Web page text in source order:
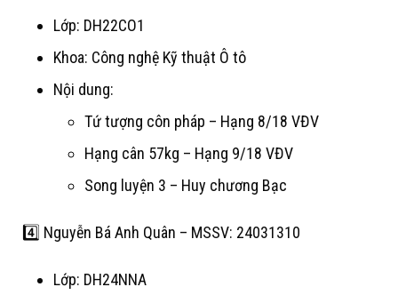
Lớp: DH22CO1
Khoa: Công nghệ Kỹ thuật Ô tô
Nội dung:
Tứ tượng côn pháp – Hạng 8/18 VĐV
Hạng cân 57kg – Hạng 9/18 VĐV
Song luyện 3 – Huy chương Bạc
4️⃣ Nguyễn Bá Anh Quân – MSSV: 24031310
Lớp: DH24NNA